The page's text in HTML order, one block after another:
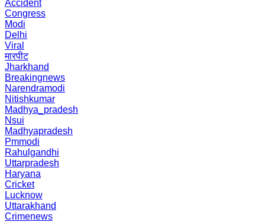
Accident
Congress
Modi
Delhi
Viral
मारपीट
Jharkhand
Breakingnews
Narendramodi
Nitishkumar
Madhya_pradesh
Nsui
Madhyapradesh
Pmmodi
Rahulgandhi
Uttarpradesh
Haryana
Cricket
Lucknow
Uttarakhand
Crimenews